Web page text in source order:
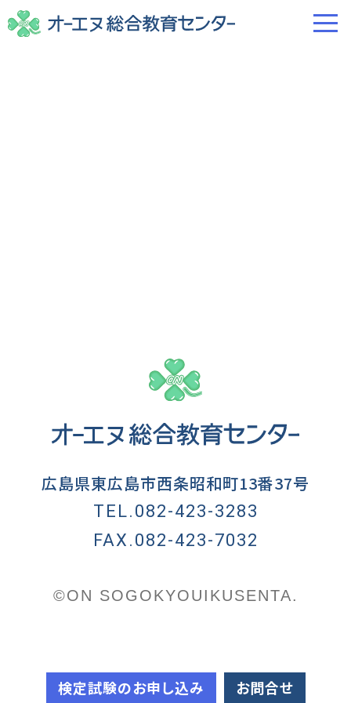
検定試験のお申し込み お問合せ
広島県東広島市西条昭和町13番37号
TEL.082-423-3283
FAX.082-423-7032
©ON SOGOKYOUIKUSENTA.